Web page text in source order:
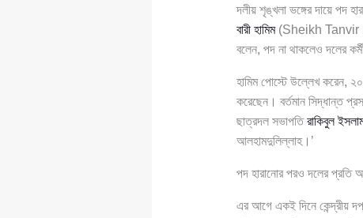
দলীয় শৃঙ্খলা ভঙ্গের দায়ে পদ
বারী হামিম(Sheikh Tanvir
বলেন, পদ না থাকলেও দলের
হামিম পোস্টে উল্লেখ করেন,
করেছেন। বর্তমান সিদ্ধান্ত
ছাত্রদল সভাপতিরাকিবুল
আলহামদুলিল্লাহ।’
পদ হারানোর পরও দলের প্রতি
এর আগে একই দিনে কেন্দ্রীয়